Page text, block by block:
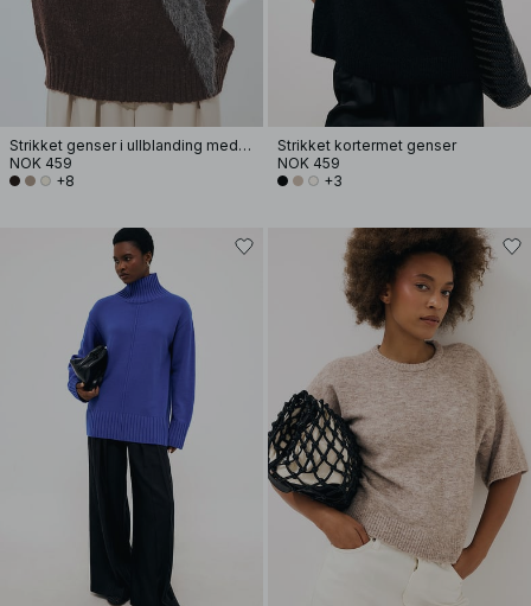
Strikket genser i ullblanding med rund hals
NOK 459
+8
Strikket kortermet genser
NOK 459
+3